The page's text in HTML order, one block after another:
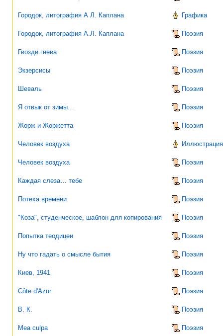
Городок, литография А Л. Каплана Графика
Городок, литография А.Л. Каплана Поэзия
Гвозди гнева Поэзия
Экзерсисы Поэзия
Шеваль Поэзия
Я отвык от зимы… Поэзия
Жорж и Жоржетта Поэзия
Человек воздуха
Человек воздуха Поэзия
Каждая слеза… тебе Поэзия
Потеха времени Поэзия
"Коза", студенческое, шаблон для копирования Поэзия
Попытка теодицеи Поэзия
Ну что гадать о смысле бытия Поэзия
Киев, 1941 Поэзия
Côte d'Azur Поэзия
В. К. Поэзия
Mea culpa Поэзия